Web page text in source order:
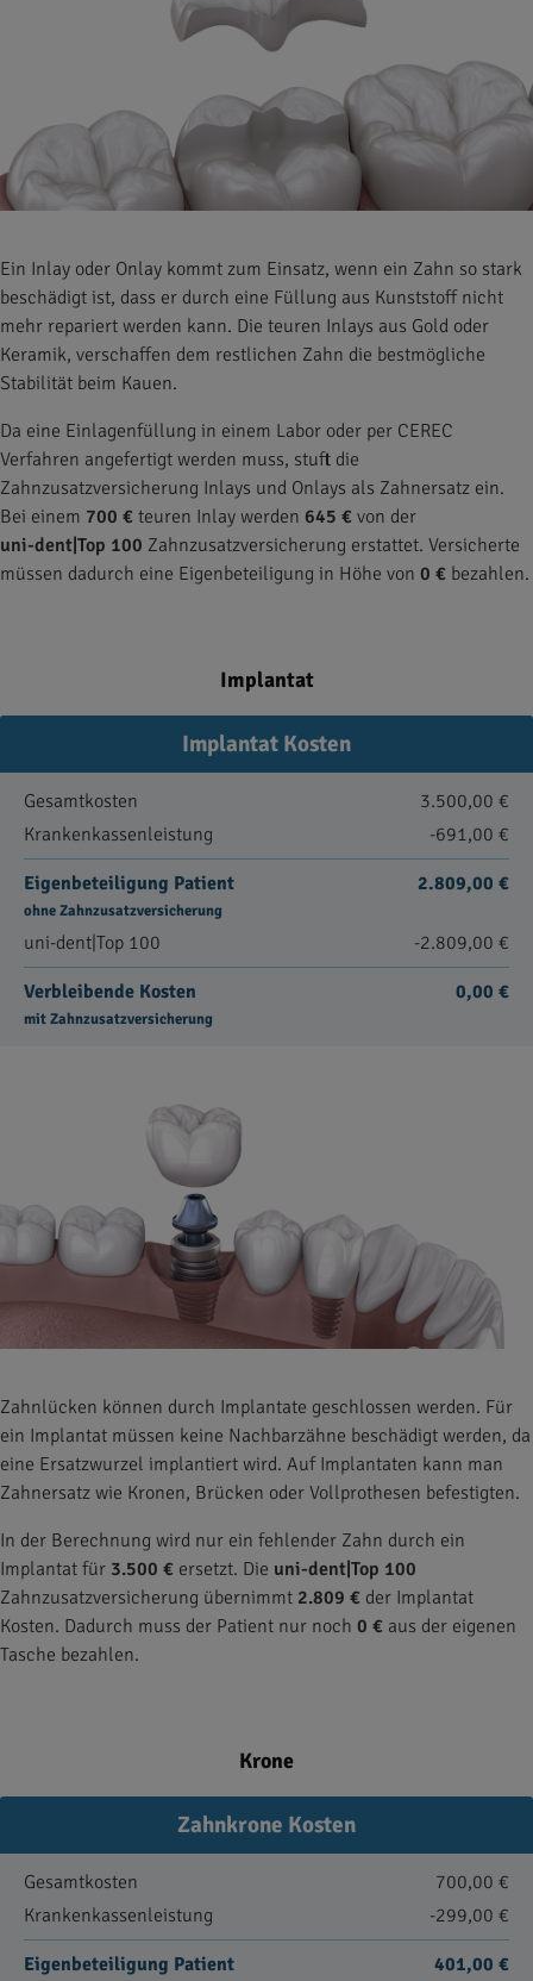
Ein Inlay oder Onlay kommt zum Einsatz, wenn ein Zahn so stark
beschädigt ist, dass er durch eine Füllung aus Kunststoff nicht
mehr repariert werden kann. Die teuren Inlays aus Gold oder
Keramik, verschaffen dem restlichen Zahn die bestmögliche
Stabilität beim Kauen.
Da eine Einlagenfüllung in einem Labor oder per CEREC
Verfahren angefertigt werden muss, stuft die
Zahnzusatzversicherung Inlays und Onlays als Zahnersatz ein.
Bei einem 700 € teuren Inlay werden 645 € von der
uni-dent|Top 100 Zahnzusatzversicherung erstattet. Versicherte
müssen dadurch eine Eigenbeteiligung in Höhe von 0 € bezahlen.
Implantat
Implantat Kosten
Gesamtkosten
3.500,00 €
Krankenkassenleistung
-691,00 €
Eigenbeteiligung Patient
ohne Zahnzusatzversicherung
2.809,00 €
uni-dent|Top 100 -2.809,00 €
Verbleibende Kosten
mit Zahnzusatzversicherung
0,00 €
Zahnlücken können durch Implantate geschlossen werden. Für
ein Implantat müssen keine Nachbarzähne beschädigt werden, da
eine Ersatzwurzel implantiert wird. Auf Implantaten kann man
Zahnersatz wie Kronen, Brücken oder Vollprothesen befestigten.
In der Berechnung wird nur ein fehlender Zahn durch ein
Implantat für 3.500 € ersetzt. Die uni-dent|Top 100
Zahnzusatzversicherung übernimmt 2.809 € der Implantat
Kosten. Dadurch muss der Patient nur noch 0 € aus der eigenen
Tasche bezahlen.
Krone
Zahnkrone Kosten
Gesamtkosten
700,00 €
Krankenkassenleistung
-299,00 €
Eigenbeteiligung Patient 401,00 €